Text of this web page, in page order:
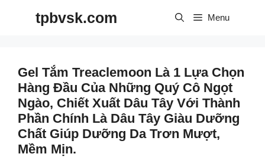
tpbvsk.com Menu
Gel Tắm Treaclemoon Là 1 Lựa Chọn
Hàng Đầu Của Những Quý Cô Ngọt
Ngào, Chiết Xuất Dâu Tây Với Thành
Phần Chính Là Dâu Tây Giàu Dưỡng
Chất Giúp Dưỡng Da Trơn Mượt,
Mềm Mịn.